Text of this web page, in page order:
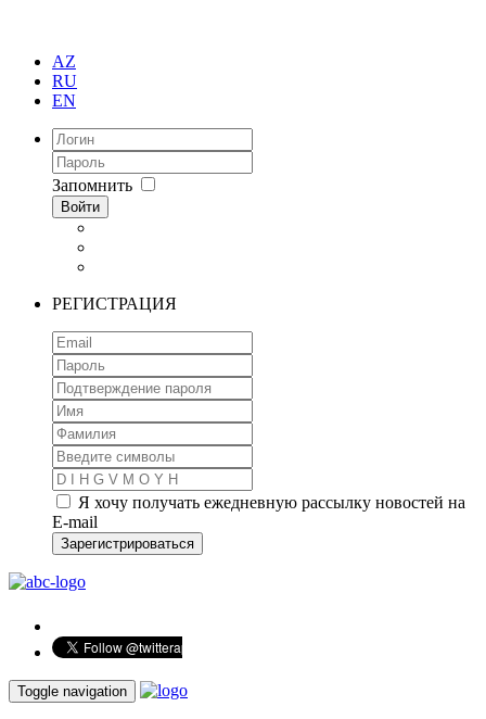
AZ
RU
EN
Запомнить
Войти
РЕГИСТРАЦИЯ
Я хочу получать ежедневную рассылку новостей на
E-mail
Зарегистрироваться
Toggle navigation